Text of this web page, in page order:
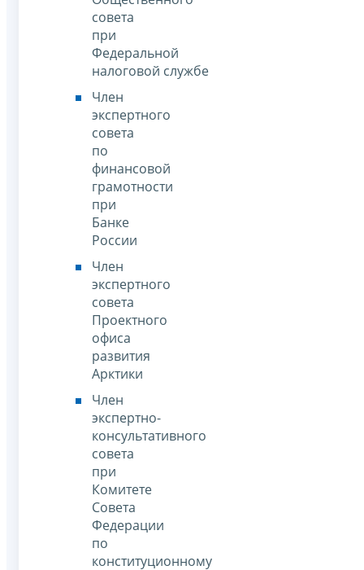
совета
при
Федеральной
налоговой службе
Член
экспертного
совета
по
финансовой
грамотности
при
Банке
России
Член
экспертного
совета
Проектного
офиса
развития
Арктики
Член
экспертно-
консультативного
совета
при
Комитете
Совета
Федерации
по
конституционному